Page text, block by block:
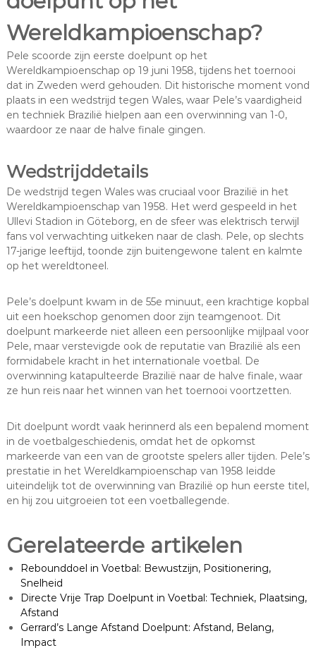
Wereldkampioenschap?
Pele scoorde zijn eerste doelpunt op het
Wereldkampioenschap op 19 juni 1958, tijdens het toernooi
dat in Zweden werd gehouden. Dit historische moment vond
plaats in een wedstrijd tegen Wales, waar Pele’s vaardigheid
en techniek Brazilië hielpen aan een overwinning van 1-0,
waardoor ze naar de halve finale gingen.
Wedstrijddetails
De wedstrijd tegen Wales was cruciaal voor Brazilië in het
Wereldkampioenschap van 1958. Het werd gespeeld in het
Ullevi Stadion in Göteborg, en de sfeer was elektrisch terwijl
fans vol verwachting uitkeken naar de clash. Pele, op slechts
17-jarige leeftijd, toonde zijn buitengewone talent en kalmte
op het wereldtoneel.
Pele’s doelpunt kwam in de 55e minuut, een krachtige kopbal
uit een hoekschop genomen door zijn teamgenoot. Dit
doelpunt markeerde niet alleen een persoonlijke mijlpaal voor
Pele, maar verstevigde ook de reputatie van Brazilië als een
formidabele kracht in het internationale voetbal. De
overwinning katapulteerde Brazilië naar de halve finale, waar
ze hun reis naar het winnen van het toernooi voortzetten.
Dit doelpunt wordt vaak herinnerd als een bepalend moment
in de voetbalgeschiedenis, omdat het de opkomst
markeerde van een van de grootste spelers aller tijden. Pele’s
prestatie in het Wereldkampioenschap van 1958 leidde
uiteindelijk tot de overwinning van Brazilië op hun eerste titel,
en hij zou uitgroeien tot een voetballegende.
Gerelateerde artikelen
Rebounddoel in Voetbal: Bewustzijn, Positionering,
Snelheid
Directe Vrije Trap Doelpunt in Voetbal: Techniek, Plaatsing,
Afstand
Gerrard’s Lange Afstand Doelpunt: Afstand, Belang,
Impact